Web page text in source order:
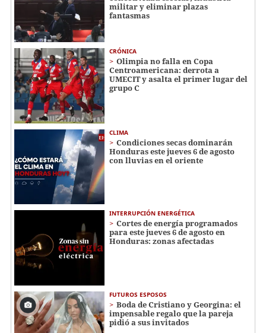
militar y eliminar plazas
fantasmas
CRÓNICA
Olimpia no falla en Copa
Centroamericana: derrota a
UMECIT y asalta el primer lugar del
grupo C
CLIMA
Condiciones secas dominarán
Honduras este jueves 6 de agosto
con lluvias en el oriente
INTERRUPCIÓN ENERGÉTICA
Cortes de energía programados
para este jueves 6 de agosto en
Honduras: zonas afectadas
FUTUROS ESPOSOS
Boda de Cristiano y Georgina: el
impensable regalo que la pareja
pidió a sus invitados